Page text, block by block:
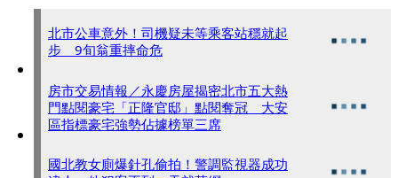
北市公車意外！司機疑未等乘客站穩就起
步 9旬翁重摔命危
房市交易情報／永慶房屋揭密北市五大熱
門點閱豪宅「正隆官邸」點閱奪冠 大安
區指標豪宅強勢佔據榜單三席
國北教女廁爆針孔偷拍！警調監視器成功